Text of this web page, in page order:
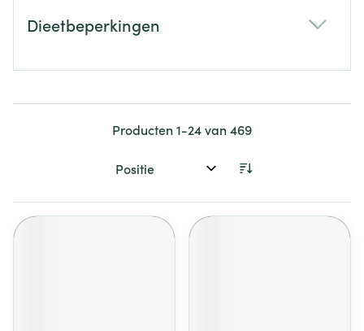
Dieetbeperkingen
Producten1-24van469
Sorteer op: